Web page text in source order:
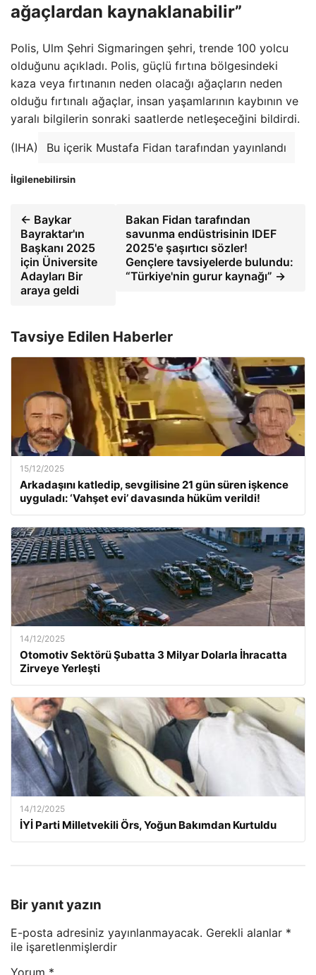
ağaçlardan kaynaklanabilir”
Polis, Ulm Şehri Sigmaringen şehri, trende 100 yolcu
olduğunu açıkladı. Polis, güçlü fırtına bölgesindeki
kaza veya fırtınanın neden olacağı ağaçların neden
olduğu fırtınalı ağaçlar, insan yaşamlarının kaybının ve
yaralı bilgilerin sonraki saatlerde netleşeceğini bildirdi.
(IHA) Bu içerik Mustafa Fidan tarafından yayınlandı
İlgilenebilirsin
← Baykar
Bayraktar'ın
Başkanı 2025
için Üniversite
Adayları Bir
araya geldi
Bakan Fidan tarafından
savunma endüstrisinin IDEF
2025'e şaşırtıcı sözler!
Gençlere tavsiyelerde bulundu:
“Türkiye'nin gurur kaynağı” →
Tavsiye Edilen Haberler
15/12/2025
Arkadaşını katledip, sevgilisine 21 gün süren işkence
uyguladı: ‘Vahşet evi’ davasında hüküm verildi!
14/12/2025
Otomotiv Sektörü Şubatta 3 Milyar Dolarla İhracatta
Zirveye Yerleşti
14/12/2025
İYİ Parti Milletvekili Örs, Yoğun Bakımdan Kurtuldu
Bir yanıt yazın
E-posta adresiniz yayınlanmayacak. Gerekli alanlar *
ile işaretlenmişlerdir